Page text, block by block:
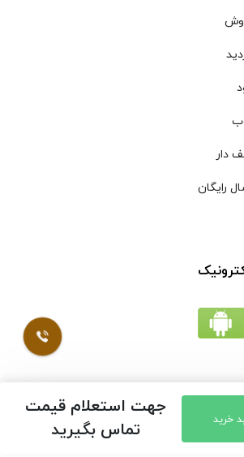
خرید
جهت استعلام قیمت
تماس بگیرید
دار
رایگان
و معنوی محتویات سایت فروشگاه اینترنتی
است |
طراحی شده توسط ایلیاسیستم